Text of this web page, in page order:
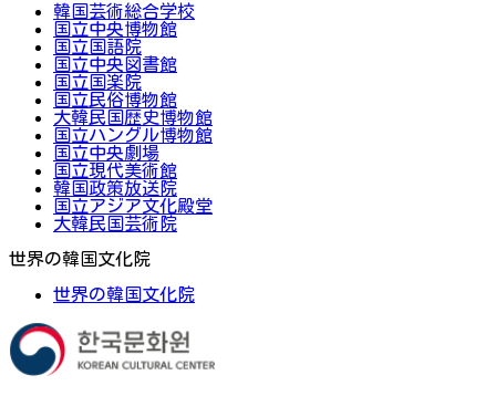
韓国芸術総合学校
国立中央博物館
国立国語院
国立中央図書館
国立国楽院
国立民俗博物館
大韓民国歴史博物館
国立ハングル博物館
国立中央劇場
国立現代美術館
韓国政策放送院
国立アジア文化殿堂
大韓民国芸術院
世界の韓国文化院
世界の韓国文化院